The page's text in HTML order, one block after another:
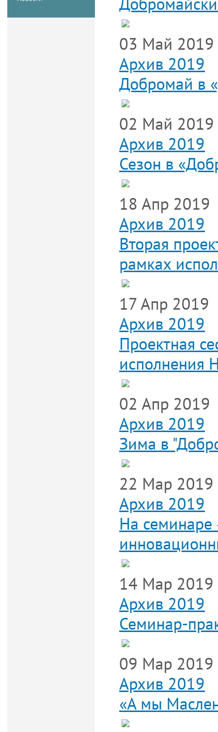
03 Май 2019
Архив 2019
Добромай в
02 Май 2019
Архив 2019
Сезон в
18 Апр 2019
Архив 2019
Вторая
рамках
17 Апр 2019
Архив 2019
Проектная
исполнения
02 Апр 2019
Архив 2019
Зима в
22 Мар 2019
Архив 2019
На семинаре
14 Мар 2019
Архив 2019
Семинар-
09 Мар 2019
Архив 2019
«А мы